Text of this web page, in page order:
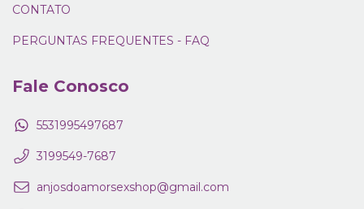
CONTATO
PERGUNTAS FREQUENTES - FAQ
Fale Conosco
5531995497687
3199549-7687
anjosdoamorsexshop@gmail.com